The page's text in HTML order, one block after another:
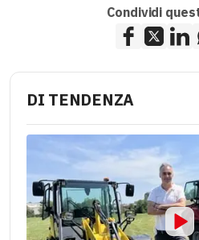
Condividi
DI TENDENZA